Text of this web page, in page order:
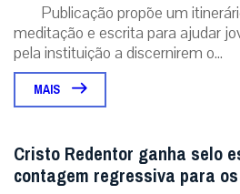
Publicação propõe um
meditação e escrita para ajudar
pela instituição a discernirem o...
MAIS
Cristo Redentor ganha selo
contagem regressiva para